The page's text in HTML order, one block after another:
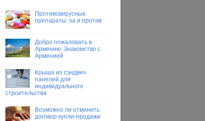
Противовирусные
препараты: за и против
Добро пожаловать в
Армению. Знакомство с
Арменией
Крыша из сэндвич
панелей для
индивидуального
строительства
Возможно ли отменить
договор купли-продажи